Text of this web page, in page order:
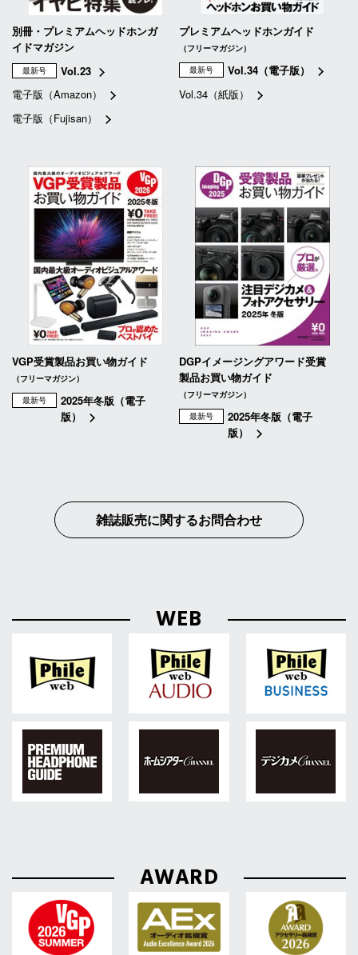
別冊・プレミアムヘッドホンガ
イドマガジン
最新号
Vol.23
電子版（Amazon）
電子版（Fujisan）
プレミアムヘッドホンガイド
（フリーマガジン）
最新号
Vol.34（電子版）
Vol.34（紙版）
VGP受賞製品お買い物ガイド
（フリーマガジン）
最新号
2025年冬版（電子
版）
DGPイメージングアワード受賞
製品お買い物ガイド
（フリーマガジン）
最新号
2025年冬版（電子
版）
雑誌販売に関するお問合わせ
WEB
AWARD